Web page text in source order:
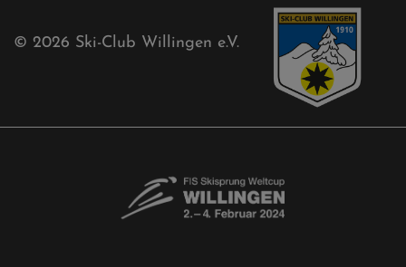
© 2026 Ski-Club Willingen e.V.